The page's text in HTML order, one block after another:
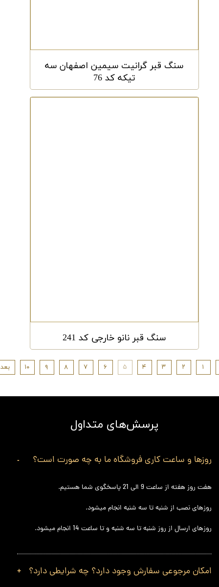
سنگ قبر گرانیت سیمین اصفهان سه
تیکه کد 76
سنگ قبر نانو خارجی کد 241
۱ ۲ ۳ ۴ ۵ ۶ ۷ ۸ ۹ ۱۰
پرسش‌های متداول
روزها و ساعت کاری فروشگاه ما به چه صورت است؟
هفت روز هفته از ساعت 9 الی 21 پاسخگوی شما هستیم.
روزهای نصب از شنبه تا سه شنبه انجام میشود.
روزهای ارسال از روز شنبه تا سه شنبه و تا ساعت 14 انجام میشود.
امکان مرجوعی سفارش وجود دارد؟ چه شرایطی دارد؟